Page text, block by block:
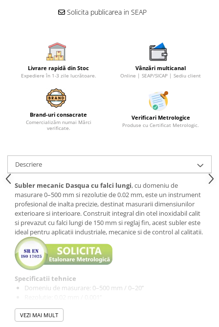
Solicita publicarea in SEAP
Livrare rapidă din Stoc
Expediere în 1-3 zile lucrătoare.
Vânzări multicanal
Online | SEAP/SICAP | Sediu client
Brand-uri consacrate
Comercializăm numai Mărci
verificate.
Verificari Metrologice
Produse cu Certificat Metrologic.
Descriere
Subler mecanic Dasqua cu falci lungi, cu domeniu de
masurare 0–500 mm si rezolutie de 0.02 mm, este un instrument
profesional de inalta precizie, destinat masurarii dimensiunilor
exterioare si interioare. Construit integral din otel inoxidabil calit
si prevazut cu falci lungi de 150 mm si reglaj fin, acest subler este
ideal pentru aplicatii industriale, mecanice si de control al calitatii.
Specificatii tehnice
Domeniu de masurare: 0–500 mm / 0–20’’
Precizie: ±0.12 mm
Lungime falci: 150 mm
VEZI MAI MULT